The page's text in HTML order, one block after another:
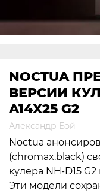
NOCTUA
ВЕРСИИ
A14X25 G2
Александр Бэй
Noctua
(chromax.black)
кулера NH-D15
Эти модели